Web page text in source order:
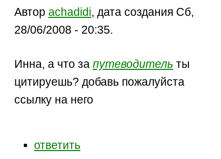
Автор achadidi, дата создания Сб,
28/06/2008 - 20:35.
Инна, а что запутеводитель ты
цитируешь? добавь пожалуйста
ссылку на него
ответить